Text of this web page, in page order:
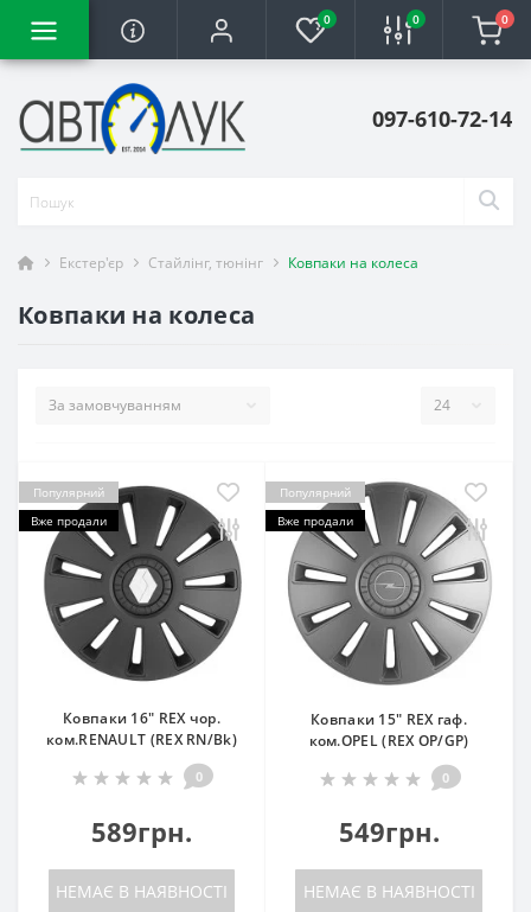
0 0 0
097-610-72-14
Екстер'єр Стайлінг, тюнінг Ковпаки на колеса
Ковпаки на колеса
Популярний
Вже продали
Ковпаки 16" REX чор.
ком.RENAULT (REX RN/Bk)
0
589грн.
НЕМАЄ В НАЯВНОСТІ
Популярний
Вже продали
Ковпаки 15" REX гаф.
ком.OPEL (REX OP/GP)
0
549грн.
НЕМАЄ В НАЯВНОСТІ